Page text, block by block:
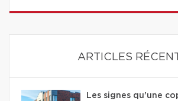
ARTICLES
Les signes qu'une